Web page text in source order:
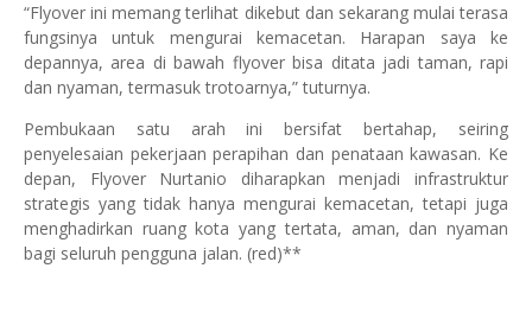
“Flyover ini memang terlihat dikebut dan sekarang mulai terasa
fungsinya untuk mengurai kemacetan. Harapan saya ke
depannya, area di bawah flyover bisa ditata jadi taman, rapi
dan nyaman, termasuk trotoarnya,” tuturnya.
Pembukaan satu arah ini bersifat bertahap, seiring
penyelesaian pekerjaan perapihan dan penataan kawasan. Ke
depan, Flyover Nurtanio diharapkan menjadi infrastruktur
strategis yang tidak hanya mengurai kemacetan, tetapi juga
menghadirkan ruang kota yang tertata, aman, dan nyaman
bagi seluruh pengguna jalan. (red)**